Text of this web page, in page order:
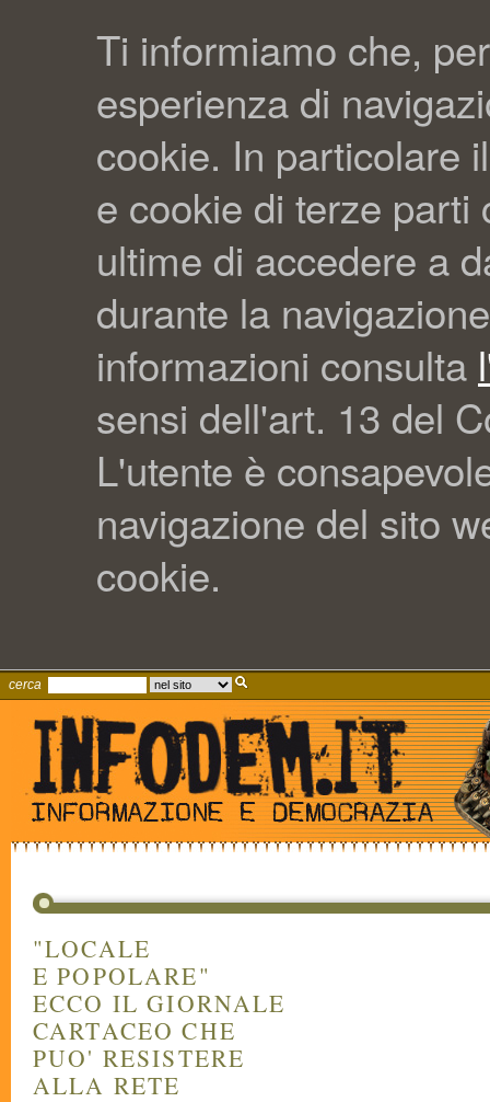
Ti informiamo che,
esperienza di
cookie. In particolare
e cookie di terze parti
ultime di accedere a
durante la
informazioni consulta
sensi dell'art. 13 del
L'utente è
navigazione del sito
cookie.
cerca
"LOCALE
E POPOLARE"
ECCO IL GIORNALE
CARTACEO CHE
PUO' RESISTERE
ALLA RETE